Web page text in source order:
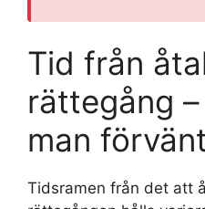
Tid från
rättegång
man
Tidsramen från det att